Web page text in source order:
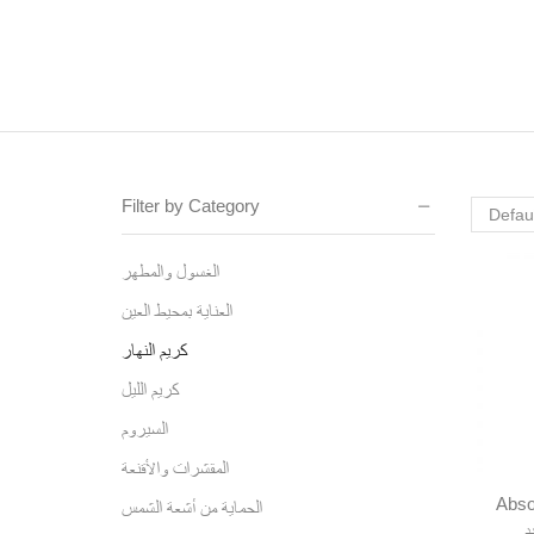
Filter by Category
الغسول والمطهر
العناية بمحيط العين
كريم النهار
كريم الليل
السيروم
المقشرات والأقنعة
الحماية من أشعة الشمس